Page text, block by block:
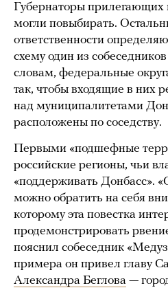
Губернаторы прилегающих
могли повыбирать.
ответственности
схему один из
словам, федеральные
так, чтобы входящие в них
над муниципалитетами
расположены по соседству.
Первыми «подшефные
российские регионы, чьи
«поддерживать Донбасс».
можно обратить на себя
которому эта повестка
продемонстрировать
пояснил собеседник
примера он привел главу
Александра Беглова —